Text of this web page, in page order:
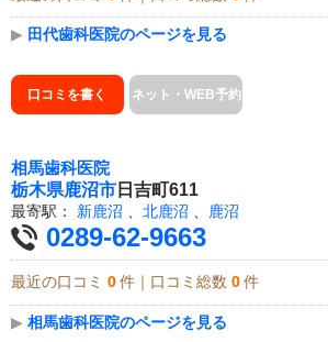
▶ 田代歯科医院のページを見る
口コミを書く ネット・WEB予約
相馬歯科医院
栃木県鹿沼市 日吉町611
最寄駅： 新鹿沼 北鹿沼 鹿沼
0289-62-9663
最近の口コミ 0 件｜口コミ総数 0 件
▶ 相馬歯科医院のページを見る